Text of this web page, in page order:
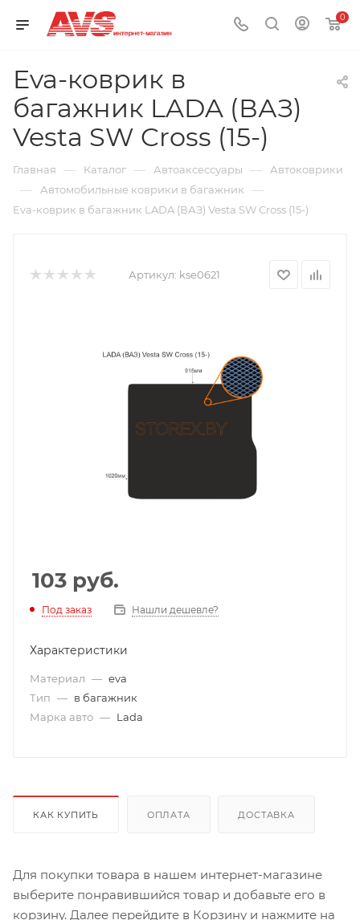
0
Eva-коврик в
багажник LADA (ВАЗ)
Vesta SW Cross (15-)
Главная — Каталог — Автоаксессуары — Автоковрики
— Автомобильные коврики в багажник —
Eva-коврик в багажник LADA (ВАЗ) Vesta SW Cross (15-)
Артикул: kse0621
103 руб.
Под заказ Нашли дешевле?
Характеристики
Материал — eva
Тип — в багажник
Марка авто — Lada
КАК КУПИТЬ ОПЛАТА ДОСТАВКА
Для покупки товара в нашем интернет-магазине
выберите понравившийся товар и добавьте его в
корзину. Далее перейдите в Корзину и нажмите на